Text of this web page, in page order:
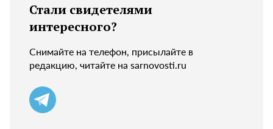
Стали свидетелями
интересного?
Снимайте на телефон, присылайте в
редакцию, читайте на sarnovosti.ru